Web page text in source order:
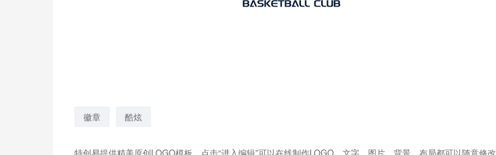
徽章 酷炫
特创易提供精美原创LOGO模板，点击“进入编辑”可以在线制作LOGO，文字、图片、背景、布局都可以随意修改